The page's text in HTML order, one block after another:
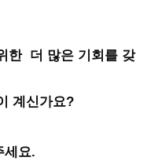
한 더 많은 기회를 갖
계신가요?
세요.